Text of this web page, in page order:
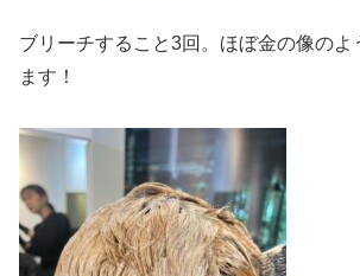
ブリーチすること3回。ほぼ金の像のよ
ます！